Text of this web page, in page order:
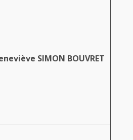
SIMON BOUVRET